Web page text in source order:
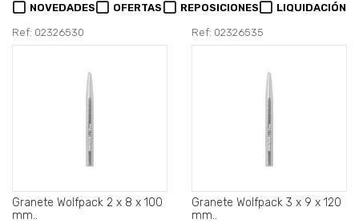
NOVEDADES OFERTAS REPOSICIONES LIQUIDACIÓN
Ref: 02326530
Granete Wolfpack 2 x 8 x 100
mm..
Ref: 02326535
Granete Wolfpack 3 x 9 x 120
mm..